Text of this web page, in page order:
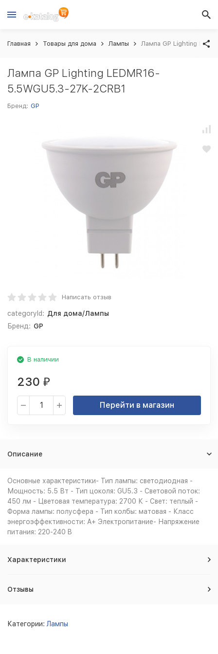
Главная Товары для дома Лампы Лампа GP Lighting
Лампа GP Lighting LEDMR16-
5.5WGU5.3-27K-2CRB1
Бренд: GP
Написать отзыв
categoryId: Для дома/Лампы
Бренд: GP
В наличии
230 ₽
Перейти в магазин
Описание
Основные характеристики- Тип лампы: светодиодная -
Мощность: 5.5 Вт - Тип цоколя: GU5.3 - Световой поток:
450 лм - Цветовая температура: 2700 К - Свет: теплый -
Форма лампы: полусфера - Тип колбы: матовая - Класс
энергоэффективности: A+ Электропитание- Напряжение
питания: 220-240 B
Характеристики
Отзывы
Категории: Лампы